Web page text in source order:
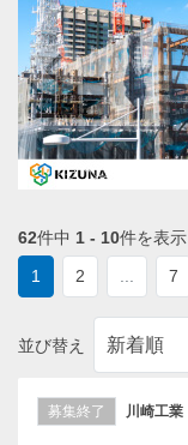
62件中 1 - 10件を表示
1
2 7
並び替え
募集終了 川崎工業